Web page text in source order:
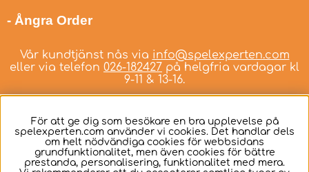
- Ångra Order
Vår kundtjänst nås via info@spelexperten.com
eller via telefon 026-182427 på helgfria vardagar kl
9-11 & 13-16.
Svenska
För att ge dig som besökare en bra upplevelse på
spelexperten.com använder vi cookies. Det handlar dels
om helt nödvändiga cookies för webbsidans
grundfunktionalitet, men även cookies för bättre
prestanda, personalisering, funktionalitet med mera.